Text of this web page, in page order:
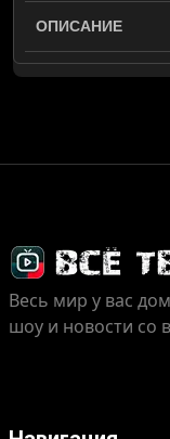
Весь мир у вас
шоу и новости со